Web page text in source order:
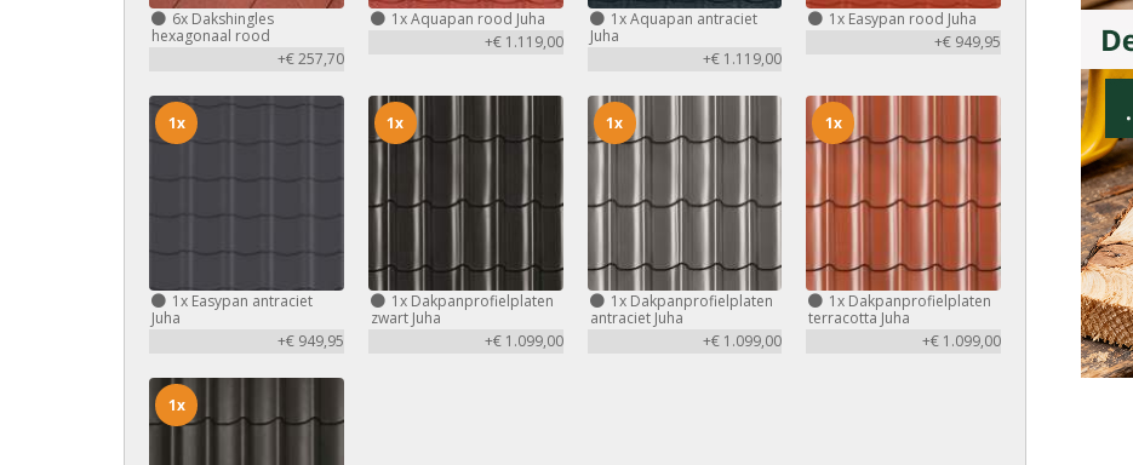
6x Dakshingles
hexagonaal rood
+€ 257,70
1xAquapan rood Juha
+€ 1.119,00
1xAquapan antraciet
Juha
+€ 1.119,00
1x Easypan rood Juha
+€ 949,95
1x Easypan antraciet
Juha
+€ 949,95
1x
1xDakpanprofielplaten
zwart Juha
+€ 1.099,00
1x
1xDakpanprofielplaten
antraciet Juha
+€ 1.099,00
1x
1x Dakpanprofielplaten
terracotta Juha
+€ 1.099,00
1x
1x